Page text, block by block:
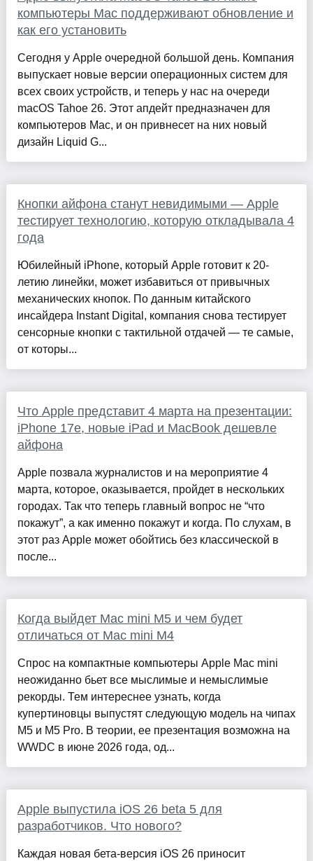
компьютеры Mac поддерживают обновление и
как его установить
Сегодня у Apple очередной большой день. Компания
выпускает новые версии операционных систем для
всех своих устройств, и теперь у нас на очереди
macOS Tahoe 26. Этот апдейт предназначен для
компьютеров Mac, и он привнесет на них новый
дизайн Liquid G...
Кнопки айфона станут невидимыми — Apple
тестирует технологию, которую откладывала 4
года
Юбилейный iPhone, который Apple готовит к 20-
летию линейки, может избавиться от привычных
механических кнопок. По данным китайского
инсайдера Instant Digital, компания снова тестирует
сенсорные кнопки с тактильной отдачей — те самые,
от которы...
Что Apple представит 4 марта на презентации:
iPhone 17e, новые iPad и MacBook дешевле
айфона
Apple позвала журналистов и на мероприятие 4
марта, которое, оказывается, пройдет в нескольких
городах. Так что теперь главный вопрос не “что
покажут”, а как именно покажут и когда. По слухам, в
этот раз Apple может обойтись без классической в
после...
Когда выйдет Mac mini M5 и чем будет
отличаться от Mac mini M4
Спрос на компактные компьютеры Apple Mac mini
неожиданно бьет все мыслимые и немыслимые
рекорды. Тем интереснее узнать, когда
купертиновцы выпустят следующую модель на чипах
M5 и M5 Pro. В теории, ее презентация возможна на
WWDC в июне 2026 года, од...
Apple выпустила iOS 26 beta 5 для
разработчиков. Что нового?
Каждая новая бета-версия iOS 26 приносит